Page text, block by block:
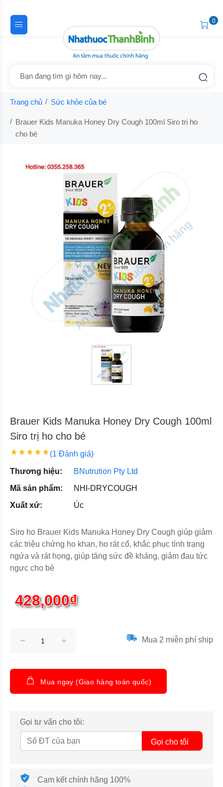
0
Trang chủ Sức khỏe của bé
Brauer Kids Manuka Honey Dry Cough 100ml Siro trị ho
cho bé
Brauer Kids Manuka Honey Dry Cough 100ml
Siro trị ho cho bé
(1 Đánh giá)
Thương hiệu:
BNutrution Pty Ltd
Mã sản phẩm:
NHI-DRYCOUGH
Xuất xứ:
Úc
Siro ho Brauer Kids Manuka Honey Dry Cough giúp giảm
các triệu chứng ho khan, ho rát cổ, khắc phục tình trạng
ngứa và rát họng, giúp tăng sức đề kháng, giảm đau tức
ngực cho bé
428,000₫
Mua 2 miễn phí ship
Mua ngay (Giao hàng toàn quốc)
Gọi tư vấn cho tôi:
Gọi cho tôi
Cam kết chính hãng 100%